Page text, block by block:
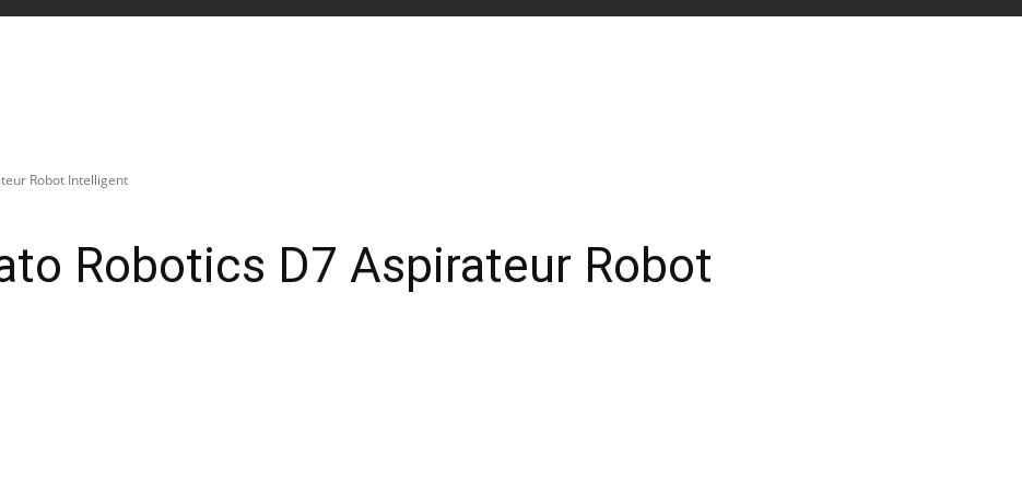
Robot Intelligent
Robotics D7 Aspirateur Robot